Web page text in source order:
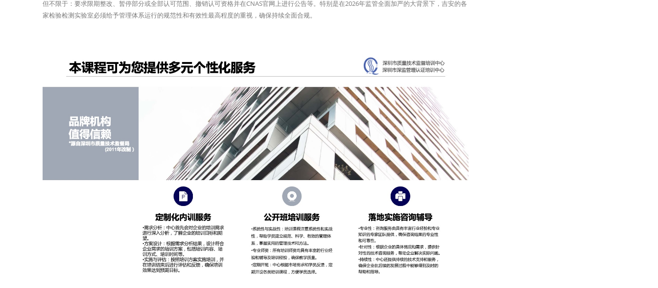
但不限于：要求限期整改、暂停部分或全部认可范围、撤销认可资格并在CNAS官网上进行公告等。特别是在2026年监管全面加严的大背景下，吉安的各
家检验检测实验室必须给予管理体系运行的规范性和有效性最高程度的重视，确保持续全面合规。